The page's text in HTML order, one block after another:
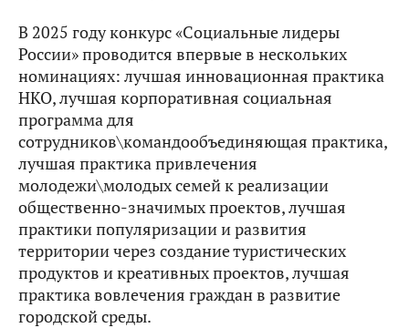
В 2025 году конкурс «Социальные лидеры
России» проводится впервые в нескольких
номинациях: лучшая инновационная практика
НКО, лучшая корпоративная социальная
программа для
сотрудников\командообъединяющая практика,
лучшая практика привлечения
молодежи\молодых семей к реализации
общественно-значимых проектов, лучшая
практики популяризации и развития
территории через создание туристических
продуктов и креативных проектов, лучшая
практика вовлечения граждан в развитие
городской среды.